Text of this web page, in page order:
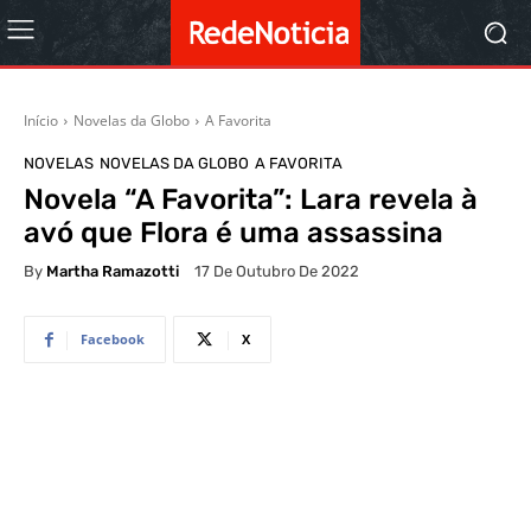
Início Novelas da Globo A Favorita
NOVELAS NOVELAS DA GLOBO A FAVORITA
Novela “A Favorita”: Lara revela à
avó que Flora é uma assassina
By Martha Ramazotti 17 De Outubro De 2022
Facebook X